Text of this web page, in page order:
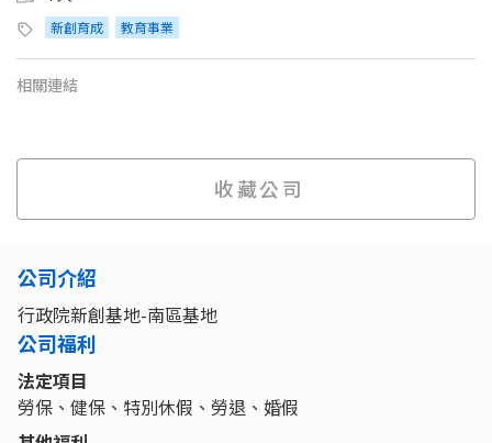
新創育成 教育事業
相關連結
收藏公司
公司介紹
行政院新創基地-南區基地
公司福利
法定項目
勞保、健保、特別休假、勞退、婚假